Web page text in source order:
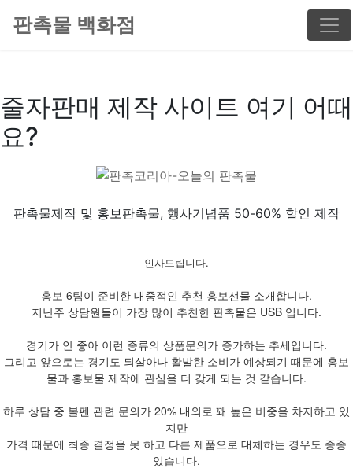
판촉물 백화점
줄자판매 제작 사이트 여기 어때
요?
판촉물제작 및 홍보판촉물, 행사기념품 50-60% 할인 제작
인사드립니다.
홍보 6팀이 준비한 대중적인 추천 홍보선물 소개합니다.
지난주 상담원들이 가장 많이 추천한 판촉물은 USB 입니다.
경기가 안 좋아 이런 종류의 상품문의가 증가하는 추세입니다.
그리고 앞으로는 경기도 되살아나 활발한 소비가 예상되기 때문에 홍보
물과 홍보물 제작에 관심을 더 갖게 되는 것 같습니다.
하루 상담 중 볼펜 관련 문의가 20% 내외로 꽤 높은 비중을 차지하고 있
지만
가격 때문에 최종 결정을 못 하고 다른 제품으로 대체하는 경우도 종종
있습니다.